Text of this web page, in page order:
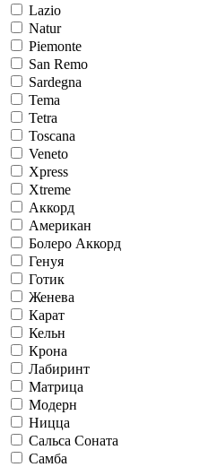
Lazio
Natur
Piemonte
San Remo
Sardegna
Tema
Tetra
Toscana
Veneto
Xpress
Xtreme
Аккорд
Американ
Болеро Аккорд
Генуя
Готик
Женева
Карат
Кельн
Крона
Лабиринт
Матрица
Модерн
Ницца
Сальса Соната
Самба